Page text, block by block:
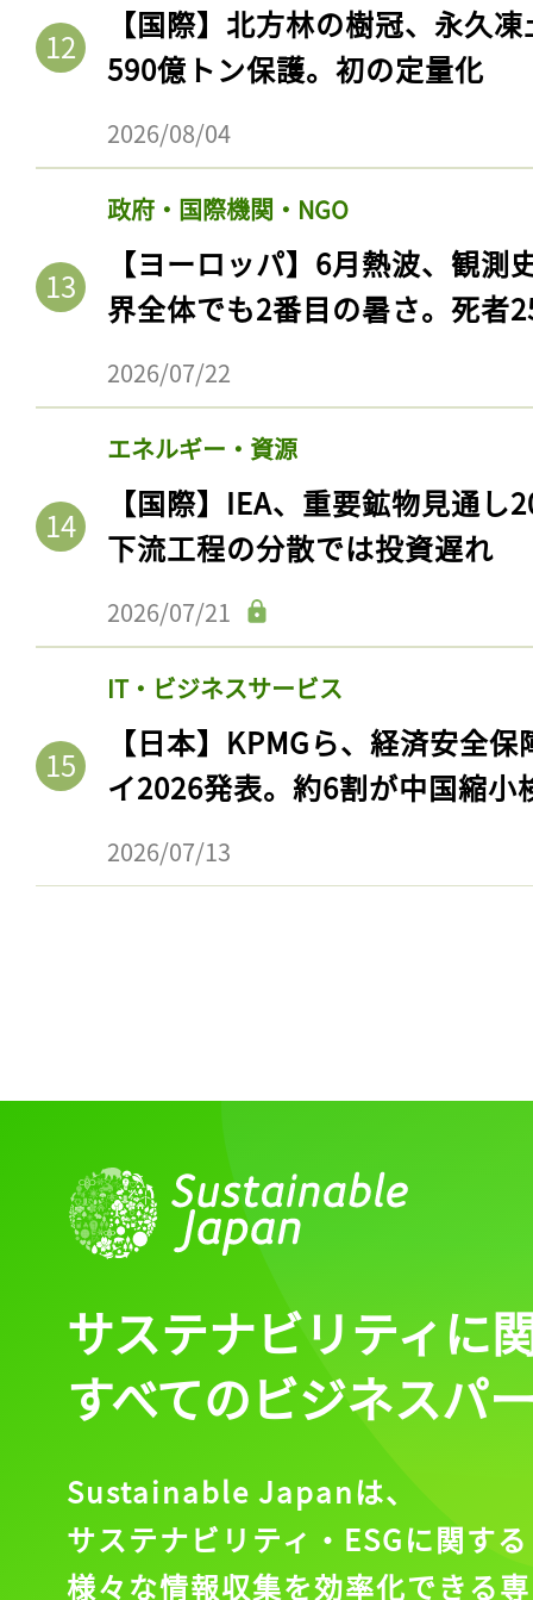
【国際】北方林の樹冠、永久
590億トン保護。初の定量化
2026/08/04
政府・国際機関・NGO
【ヨーロッパ】6月熱波、観
界全体でも2番目の暑さ。死者
2026/07/22
エネルギー・資源
【国際】IEA、重要鉱物見通
下流工程の分散では投資遅れ
2026/07/21
IT・ビジネスサービス
【日本】KPMGら、経済安全
イ2026発表。約6割が中国縮小
2026/07/13
サステナビリティに
すべてのビジネスパ
Sustainable Japanは、
サステナビリティ・ESGに関する
様々な情報収集を効率化できる